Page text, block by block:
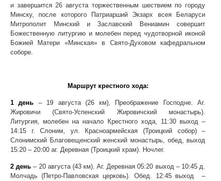
и завершится 26 августа торжественным шествием по городу
Минску, после которого Патриарший Экзарх всея Беларуси
Митрополит Минский и Заславский Вениамин совершит
Божественную литургию и молебен перед чудотворной иконой
Божией Матери «Минская» в Свято-Духовом кафедральном
соборе.
Маршрут крестного хода:
1 день – 19 августа (26 км), Преображение Господне. Аг.
Жировичи (Свято-Успенский Жировичский монастырь).
Литургия, молебен на начало Крестного хода, 11:30 выход –
14:15 г. Слоним, ул. Красноармейская (Троицкий собор) –
Слонимский Благовещенский женский монастырь, обед, выход
15:20 – 20:00 аг. Деревная (Троицкий храм). Ночлег.
2 день – 20 августа (43 км). Аг. Деревная 05:20 выход – 10:45 д.
Молчадь (Петро-Павловская церковь). Обед. 12:45 выход –